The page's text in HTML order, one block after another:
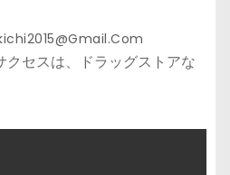
クセスは、ドラッグストアな